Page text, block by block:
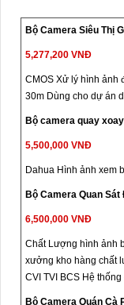
Bộ Camera Siêu Thị
5,277,200 VNĐ
CMOS Xử lý hình ảnh
30m Dùng cho dự án
Bộ camera quay
5,500,000 VNĐ
Dahua Hình ảnh xem
Bộ Camera Quan Sát
6,500,000 VNĐ
Chất Lượng hình ảnh
xưởng kho hàng chất
CVI TVI BCS Hệ
Bộ Camera Quán Cà